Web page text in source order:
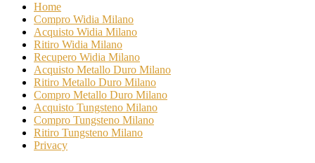
Home
Compro Widia Milano
Acquisto Widia Milano
Ritiro Widia Milano
Recupero Widia Milano
Acquisto Metallo Duro Milano
Ritiro Metallo Duro Milano
Compro Metallo Duro Milano
Acquisto Tungsteno Milano
Compro Tungsteno Milano
Ritiro Tungsteno Milano
Privacy